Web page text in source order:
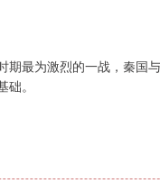
期最为激烈的一战，秦国
。